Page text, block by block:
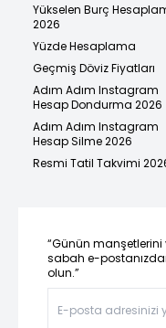
Yükselen Burç
2026
Yüzde Hesaplama
Geçmiş Döviz Fiyatları
Adım Adım Instagram
Hesap Dondurma 2026
Adım Adım Instagram
Hesap Silme 2026
Resmi Tatil Takvimi
“Günün
sabah e-
olun.”